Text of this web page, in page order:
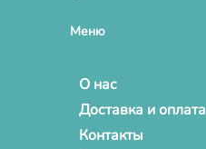
Меню
О нас
Доставка и оплата
Контакты